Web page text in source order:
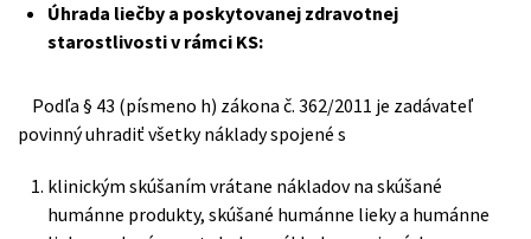
Úhrada liečby a poskytovanej zdravotnej
starostlivosti v rámci KS:
Podľa § 43 (písmeno h) zákona č. 362/2011 je zadávateľ
povinný uhradiť všetky náklady spojené s
klinickým skúšaním vrátane nákladov na skúšané
humánne produkty, skúšané humánne lieky a humánne